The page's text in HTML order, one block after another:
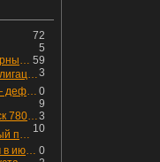
72
5
59
Почему стратегия Евгения Черных приведет вас к убыткам в 2026 году
3
👌 Вместо вкладов: лучшие облигации — только супер надёжные
0
Инфляция в начале августа — дефляция из-за топлива и плодоовощной корзины, но услуги продолжают дорожать, а рубль начал ослабевать.
9
3
Лучшие бумаги недели. Выпуск 780 – обновления для пятницы
10
⛽️Евротранс в руинах. Грустный пост😶😞 Что изменилось в облигациях?
0
🎥Что случилось с портфелем в июле - честный разбор / Инвестировать Просто